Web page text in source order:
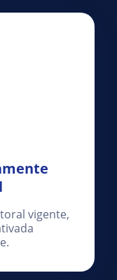
vigente,